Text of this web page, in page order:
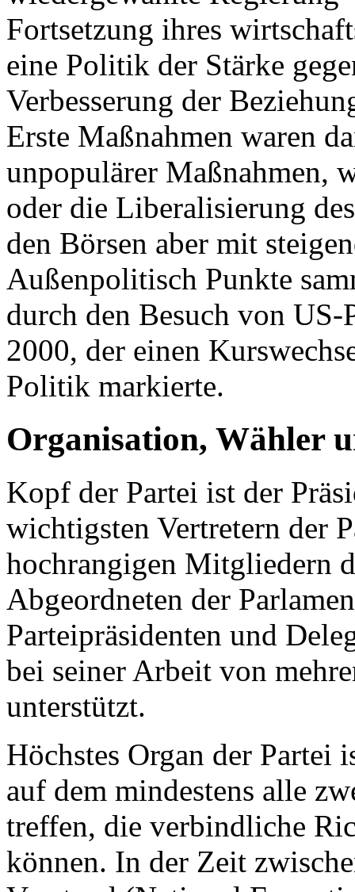
Fortsetzung ihres
eine Politik der Stärke
Verbesserung der
Erste Maßnahmen waren
unpopulärer Maßnahmen,
oder die Liberalisierung
den Börsen aber mit
Außenpolitisch Punkte
durch den Besuch von
2000, der einen
Politik markierte.
Organisation, Wähler
Kopf der Partei ist der
wichtigsten Vertretern der
hochrangigen Mitgliedern
Abgeordneten der
Parteipräsidenten und
bei seiner Arbeit von
unterstützt.
Höchstes Organ der Partei
auf dem mindestens alle
treffen, die verbindliche
können. In der Zeit